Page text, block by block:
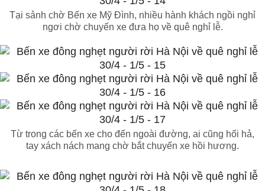
Tại sảnh chờ Bến xe Mỹ Đình, nhiều hành khách ngồi nghỉ
ngơi chờ chuyến xe đưa họ về quê nghỉ lễ.
Từ trong các bến xe cho đến ngoài đường, ai cũng hối hả,
tay xách nách mang chờ bắt chuyến xe hồi hương.